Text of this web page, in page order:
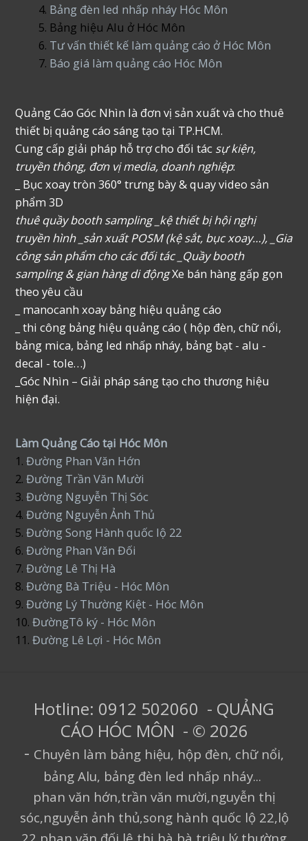
Bảng đèn led nhấp nháy Hóc Môn
Bảng hiệu Alu ở Hóc Môn
Tư vấn thiết kế làm quảng cáo ở Hóc Môn
Báo giá làm quảng cáo Hóc Môn
Quảng Cáo Góc Nhìn là đơn vị sản xuất và cho thuê
thiết bị quảng cáo sáng tạo tại TP.HCM.
Cung cấp giải pháp hỗ trợ cho đối tác sự kiện,
truyền thông, đơn vị media, doanh nghiệp:
_ Bục xoay tròn 360° trưng bày & quay video sản
phẩm 3D
thuê quầy booth sampling _kệ thiết bị hội nghị
truyền hình _sản xuất POSM (kệ sắt, bục xoay…), _Gia
công sản phẩm cho các đối tác _Quầy booth
sampling & gian hàng di độngXe bán hàng gấp gọn
theo yêu cầu
_ manocanh xoay bảng hiệu quảng cáo
_ thi công bảng hiệu quảng cáo ( hộp đèn, chữ nổi,
bảng mica, bảng led nhấp nháy, bảng bạt - alu -
decal - tole…)
_Góc Nhìn – Giải pháp sáng tạo cho thương hiệu
hiện đại.
Làm Quảng Cáo tại Hóc Môn
1.Đường Phan Văn Hớn
2.Đường Trần Văn Mười
3.Đường Nguyễn Thị Sóc
4. Đường Nguyễn Ảnh Thủ
5.Đường Song Hành quốc lộ 22
6.Đường Phan Văn Đối
7. Đường Lê Thị Hà
8.Đường Bà Triệu - Hóc Môn
9.Đường Lý Thường Kiệt - Hóc Môn
10.ĐườngTô ký - Hóc Môn
11.Đường Lê Lợi - Hóc Môn
Hotline: 0912 502060 - QUẢNG
CÁO HÓC MÔN - © 2026
- Chuyên làm bảng hiệu, hộp đèn, chữ nổi,
bảng Alu, bảng đèn led nhấp nháy...
phan văn hớn,trần văn mười,nguyễn thị
sóc,nguyễn ảnh thủ,song hành quốc lộ 22,lộ